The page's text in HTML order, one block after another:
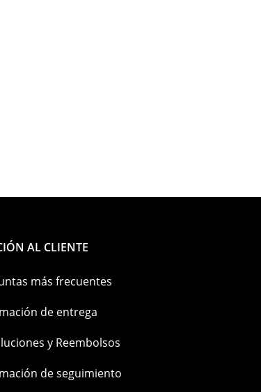
AL CLIENTE
más frecuentes
de entrega
y Reembolsos
de seguimiento